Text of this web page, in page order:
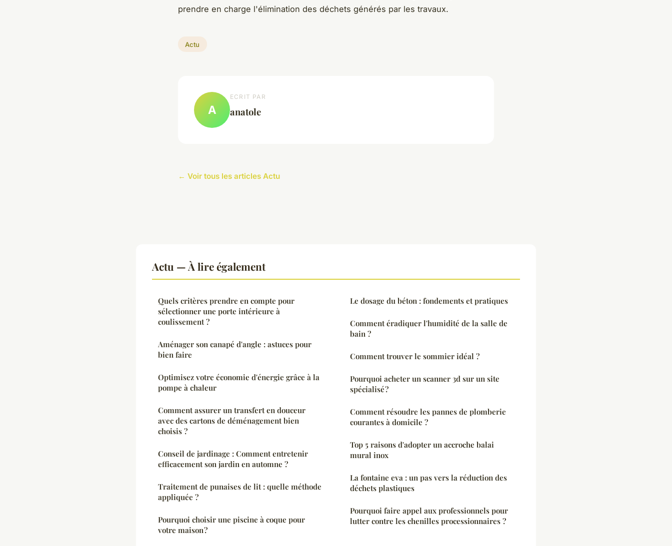
prendre en charge l'élimination des déchets générés par les travaux.
Actu
A
ECRIT PAR
anatole
← Voir tous les articles Actu
Actu — À lire également
Quels critères prendre en compte pour
sélectionner une porte intérieure à
coulissement ?
Aménager son canapé d'angle : astuces pour
bien faire
Optimisez votre économie d'énergie grâce à la
pompe à chaleur
Comment assurer un transfert en douceur
avec des cartons de déménagement bien
choisis ?
Conseil de jardinage : Comment entretenir
efficacement son jardin en automne ?
Traitement de punaises de lit : quelle méthode
appliquée ?
Pourquoi choisir une piscine à coque pour
votre maison ?
Le dosage du béton : fondements et pratiques
Comment éradiquer l'humidité de la salle de
bain ?
Comment trouver le sommier idéal ?
Pourquoi acheter un scanner 3d sur un site
spécialisé ?
Comment résoudre les pannes de plomberie
courantes à domicile ?
Top 5 raisons d'adopter un accroche balai
mural inox
La fontaine eva : un pas vers la réduction des
déchets plastiques
Pourquoi faire appel aux professionnels pour
lutter contre les chenilles processionnaires ?